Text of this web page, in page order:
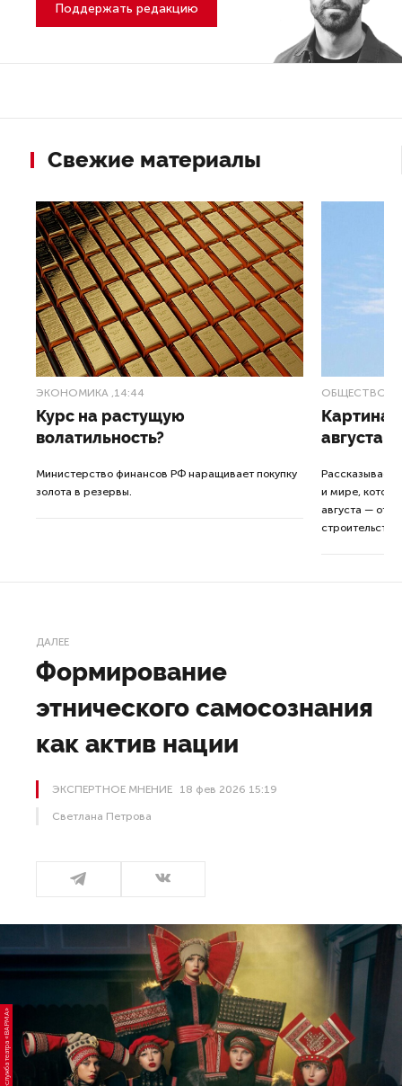
Поддержать редакцию
Свежие материалы
ЭКОНОМИКА ,14:44
Курс на растущую
волатильность?
Министерство финансов РФ наращивает покупку
золота в резервы.
ОБЩЕСТВО
Картина
августа
Рассказываем
и мире,
августа — от
ДАЛЕЕ
Формирование
этнического самосознания
как актив нации
ЭКСПЕРТНОЕ МНЕНИЕ 18 фев 2026 15:19
Светлана Петрова